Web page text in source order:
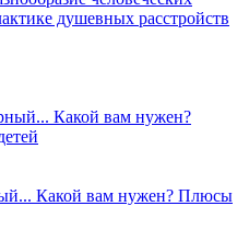
душевных расстройств
Какой вам нужен? Плюсы